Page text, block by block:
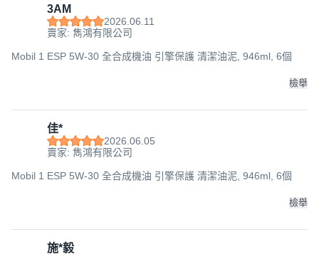
3AM
2026.06.11
賣家: 雋鴻有限公司
Mobil 1 ESP 5W-30 全合成機油 引擎保護 清潔油泥, 946ml, 6個
檢舉
佳*
2026.06.05
賣家: 雋鴻有限公司
Mobil 1 ESP 5W-30 全合成機油 引擎保護 清潔油泥, 946ml, 6個
檢舉
施*毅